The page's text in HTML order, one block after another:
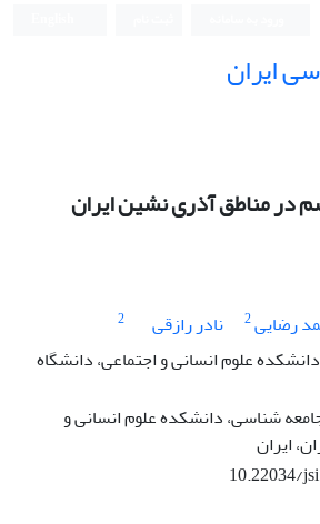
ایران
در مناطق آذری نشین ایران
رضایی2 نادر رازقی
2
علوم انسانی و اجتماعی، دانشگاه
شناسی، دانشکده علوم انسانی و
ایران
10.22034/